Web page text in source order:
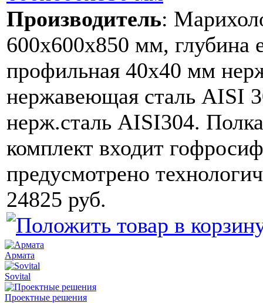
Производитель:
600х600х850 мм, глубина
профильная 40х40 мм
нержавеющая сталь AISI
нерж.сталь AISI304.
комплект входит
предусмотрено
24825 руб.
Армата
Sovital
Проектные решения